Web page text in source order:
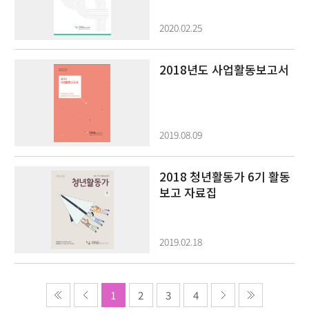
2020.02.25
2018년도 사업활동보고서
2019.08.09
2018 청년활동가 6기 활동
보고 자료집
2019.02.18
1 2 3 4